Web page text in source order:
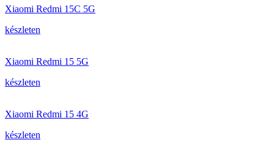
Xiaomi Redmi 15C 5G
készleten
Xiaomi Redmi 15 5G
készleten
Xiaomi Redmi 15 4G
készleten